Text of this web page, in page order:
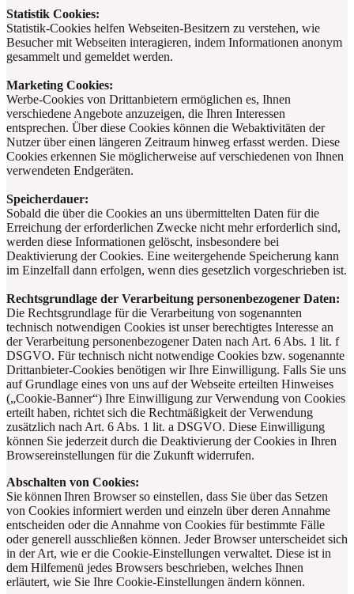
Statistik Cookies:
Statistik-Cookies helfen Webseiten-Besitzern zu verstehen, wie
Besucher mit Webseiten interagieren, indem Informationen anonym
gesammelt und gemeldet werden.
Marketing Cookies:
Werbe-Cookies von Drittanbietern ermöglichen es, Ihnen
verschiedene Angebote anzuzeigen, die Ihren Interessen
entsprechen. Über diese Cookies können die Webaktivitäten der
Nutzer über einen längeren Zeitraum hinweg erfasst werden. Diese
Cookies erkennen Sie möglicherweise auf verschiedenen von Ihnen
verwendeten Endgeräten.
Speicherdauer:
Sobald die über die Cookies an uns übermittelten Daten für die
Erreichung der erforderlichen Zwecke nicht mehr erforderlich sind,
werden diese Informationen gelöscht, insbesondere bei
Deaktivierung der Cookies. Eine weitergehende Speicherung kann
im Einzelfall dann erfolgen, wenn dies gesetzlich vorgeschrieben ist.
Rechtsgrundlage der Verarbeitung personenbezogener Daten:
Die Rechtsgrundlage für die Verarbeitung von sogenannten
technisch notwendigen Cookies ist unser berechtigtes Interesse an
der Verarbeitung personenbezogener Daten nach Art. 6 Abs. 1 lit. f
DSGVO. Für technisch nicht notwendige Cookies bzw. sogenannte
Drittanbieter-Cookies benötigen wir Ihre Einwilligung. Falls Sie uns
auf Grundlage eines von uns auf der Webseite erteilten Hinweises
(„Cookie-Banner“) Ihre Einwilligung zur Verwendung von Cookies
erteilt haben, richtet sich die Rechtmäßigkeit der Verwendung
zusätzlich nach Art. 6 Abs. 1 lit. a DSGVO. Diese Einwilligung
können Sie jederzeit durch die Deaktivierung der Cookies in Ihren
Browsereinstellungen für die Zukunft widerrufen.
Abschalten von Cookies:
Sie können Ihren Browser so einstellen, dass Sie über das Setzen
von Cookies informiert werden und einzeln über deren Annahme
entscheiden oder die Annahme von Cookies für bestimmte Fälle
oder generell ausschließen können. Jeder Browser unterscheidet sich
in der Art, wie er die Cookie-Einstellungen verwaltet. Diese ist in
dem Hilfemenü jedes Browsers beschrieben, welches Ihnen
erläutert, wie Sie Ihre Cookie-Einstellungen ändern können.